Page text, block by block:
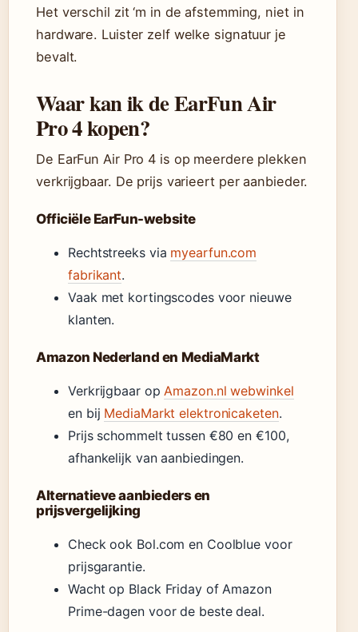
Het verschil zit ‘m in de afstemming, niet in
hardware. Luister zelf welke signatuur je
bevalt.
Waar kan ik de EarFun Air
Pro 4 kopen?
De EarFun Air Pro 4 is op meerdere plekken
verkrijgbaar. De prijs varieert per aanbieder.
Officiële EarFun-website
Rechtstreeks via myearfun.com
fabrikant.
Vaak met kortingscodes voor nieuwe
klanten.
Amazon Nederland en MediaMarkt
Verkrijgbaar opAmazon.nl webwinkel
en bij MediaMarkt elektronicaketen.
Prijs schommelt tussen €80 en €100,
afhankelijk van aanbiedingen.
Alternatieve aanbieders en
prijsvergelijking
Check ook Bol.com en Coolblue voor
prijsgarantie.
Wacht op Black Friday of Amazon
Prime-dagen voor de beste deal.